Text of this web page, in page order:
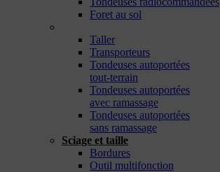
Foret au sol
Taller
Transporteurs
Tondeuses autoportées
tout-terrain
Tondeuses autoportées
avec ramassage
Tondeuses autoportées
sans ramassage
Sciage et taille
Bordures
Outil multifonction